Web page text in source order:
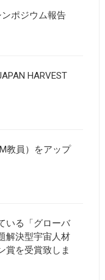
ポジウム報告
HARVEST
教員）をアップ
いる「グローバ
解決型宇宙人材
賞を受賞致しま